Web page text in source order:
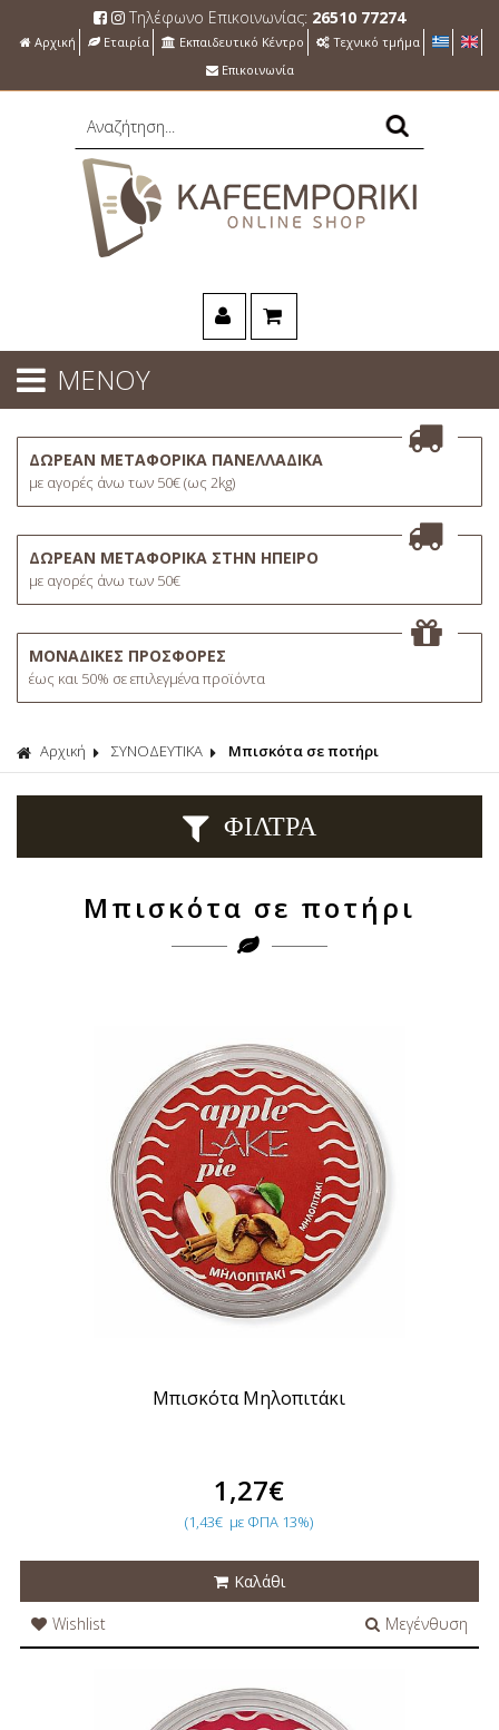
Τηλέφωνο Επικοινωνίας: 26510 77274
Αρχική Εταιρία Εκπαιδευτικό Κέντρο
Τεχνικό τμήμα
Επικοινωνία
ΜΕΝΟΥ
ΔΩΡΕΑΝ ΜΕΤΑΦΟΡΙΚΑ ΠΑΝΕΛΛΑΔΙΚΑ
με αγορές άνω των 50€ (ως 2kg)
ΔΩΡΕΑΝ ΜΕΤΑΦΟΡΙΚΑ ΣΤΗΝ ΗΠΕΙΡΟ
με αγορές άνω των 50€
ΜΟΝΑΔΙΚΕΣ ΠΡΟΣΦΟΡΕΣ
έως και 50% σε επιλεγμένα προϊόντα
Αρχική ΣΥΝΟΔΕΥΤΙΚΑ Μπισκότα σε ποτήρι
ΦΙΛΤΡΑ
Μπισκότα σε ποτήρι
Μπισκότα Μηλοπιτάκι
1,27€
(1,43€ με ΦΠΑ 13%)
Καλάθι
Wishlist
Μεγένθυση